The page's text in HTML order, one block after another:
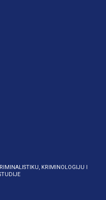
KRIMINOLOGIJU I